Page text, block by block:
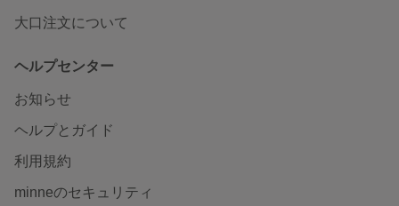
大口注文について
ヘルプセンター
お知らせ
ヘルプとガイド
利用規約
minneのセキュリティ